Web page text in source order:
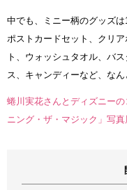
中でも、ミニー柄のグッズは
ポストカードセット、クリ
ト、ウォッシュタオル、バ
ス、キャンディーなど、なん
蜷川実花さんとディズニー
ニング・ザ・マジック」写